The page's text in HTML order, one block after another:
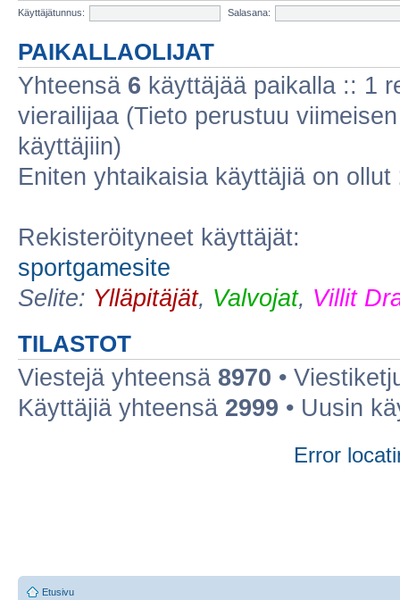
Käyttäjätunnus:
Salasana:
PAIKALLAOLIJAT
Yhteensä 6 käyttäjää paikalla :: 1
vierailijaa (Tieto perustuu
käyttäjiin)
Eniten yhtaikaisia käyttäjiä on ollut
Rekisteröityneet käyttäjät:
sportgamesite
Selite: Ylläpitäjät, Valvojat, Villit
TILASTOT
Viestejä yhteensä 8970 •
Käyttäjiä yhteensä 2999 • Uusin
Error
Etusivu